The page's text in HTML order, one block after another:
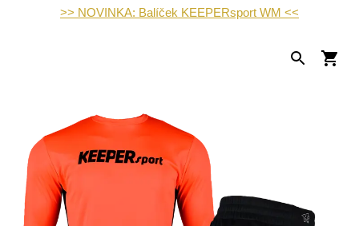
>> NOVINKA: Balíček KEEPERsport WM <<